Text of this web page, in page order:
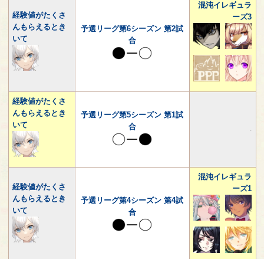
経験値がたくさ
んもらえるとき
いて
予選リーグ第6シーズン 第2試
合
混沌イレギュラ
ーズ3
経験値がたくさ
んもらえるとき
いて
予選リーグ第5シーズン 第1試
合
-
経験値がたくさ
んもらえるとき
いて
予選リーグ第4シーズン 第4試
合
混沌イレギュラ
ーズ1